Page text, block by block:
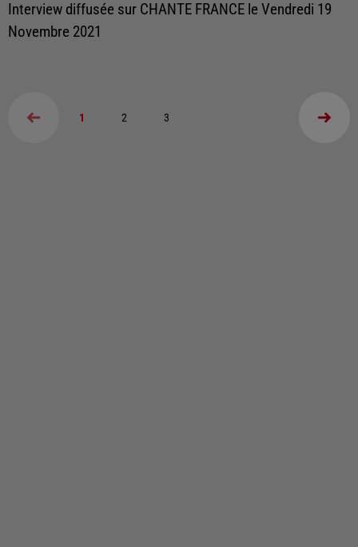
Interview diffusée sur CHANTE FRANCE le Vendredi 19
Novembre 2021
1 2 3